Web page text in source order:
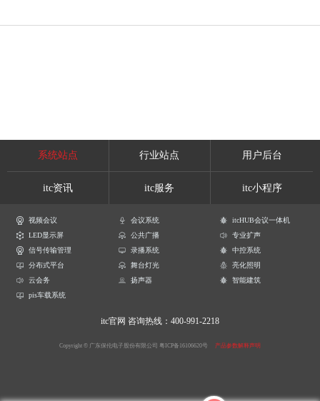
系统站点 行业站点 用户后台
itc资讯 itc服务 itc小程序
视频会议 会议系统
itcHUB会议一体机
LED显示屏
公共广播
专业扩声
信号传输管理
录播系统
中控系统
分布式平台
舞台灯光
亮化照明
云会务
扬声器
智能建筑
pis车载系统
itc官网 咨询热线：400-991-2218
Copyright © 广东保伦电子股份有限公司 粤ICP备16106620号 产品参数解释声明